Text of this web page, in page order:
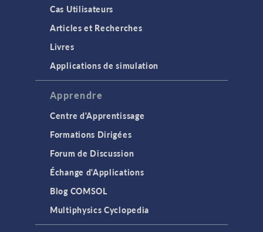
Cas Utilisateurs
Articles et Recherches
Livres
Applications de simulation
Apprendre
Centre d'Apprentissage
Formations Dirigées
Forum de Discussion
Échange d'Applications
Blog COMSOL
Multiphysics Cyclopedia